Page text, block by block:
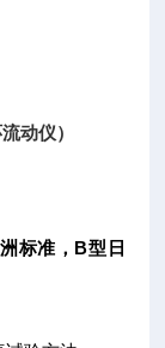
动仪）
标准， B型日